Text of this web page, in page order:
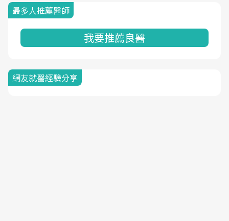
最多人推薦醫師
我要推薦良醫
網友就醫經驗分享